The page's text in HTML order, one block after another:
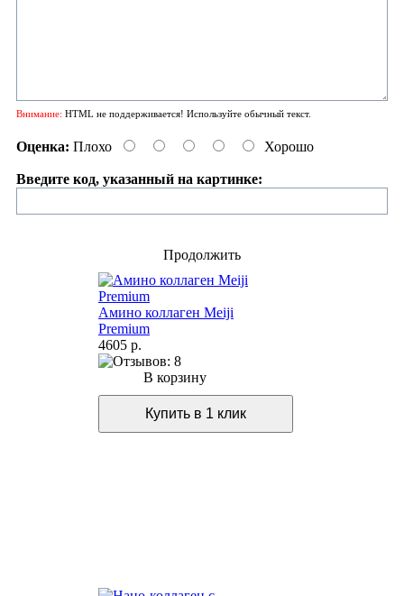
Внимание: HTML не поддерживается! Используйте обычный текст.
Оценка: Плохо Хорошо
Введите код, указанный на картинке:
Продолжить
Амино коллаген Meiji
Premium
4605 р.
В корзину